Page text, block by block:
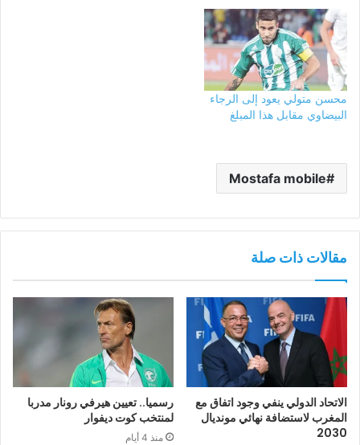
محسن متولي يعود إلى الرجاء
البيضاوي مقابل هذا المبلغ
Mostafa mobile
مقالات ذات صلة
الاتحاد الدولي ينفي وجود اتفاق مع
المغرب لاستضافة نهائي مونديال
2030
رسميا.. تعيين هيرفي رونار مدربا
لمنتخب كوت ديفوار
منذ 4 أيام